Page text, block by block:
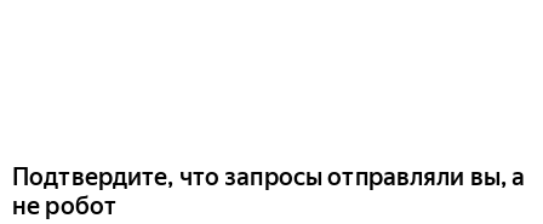
Подтвердите, что запросы отправляли вы, а
не робот